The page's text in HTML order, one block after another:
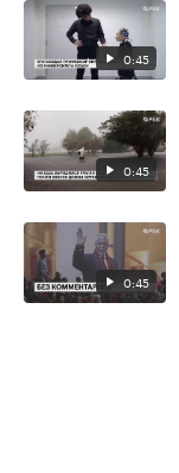
0:45
0:45
0:45